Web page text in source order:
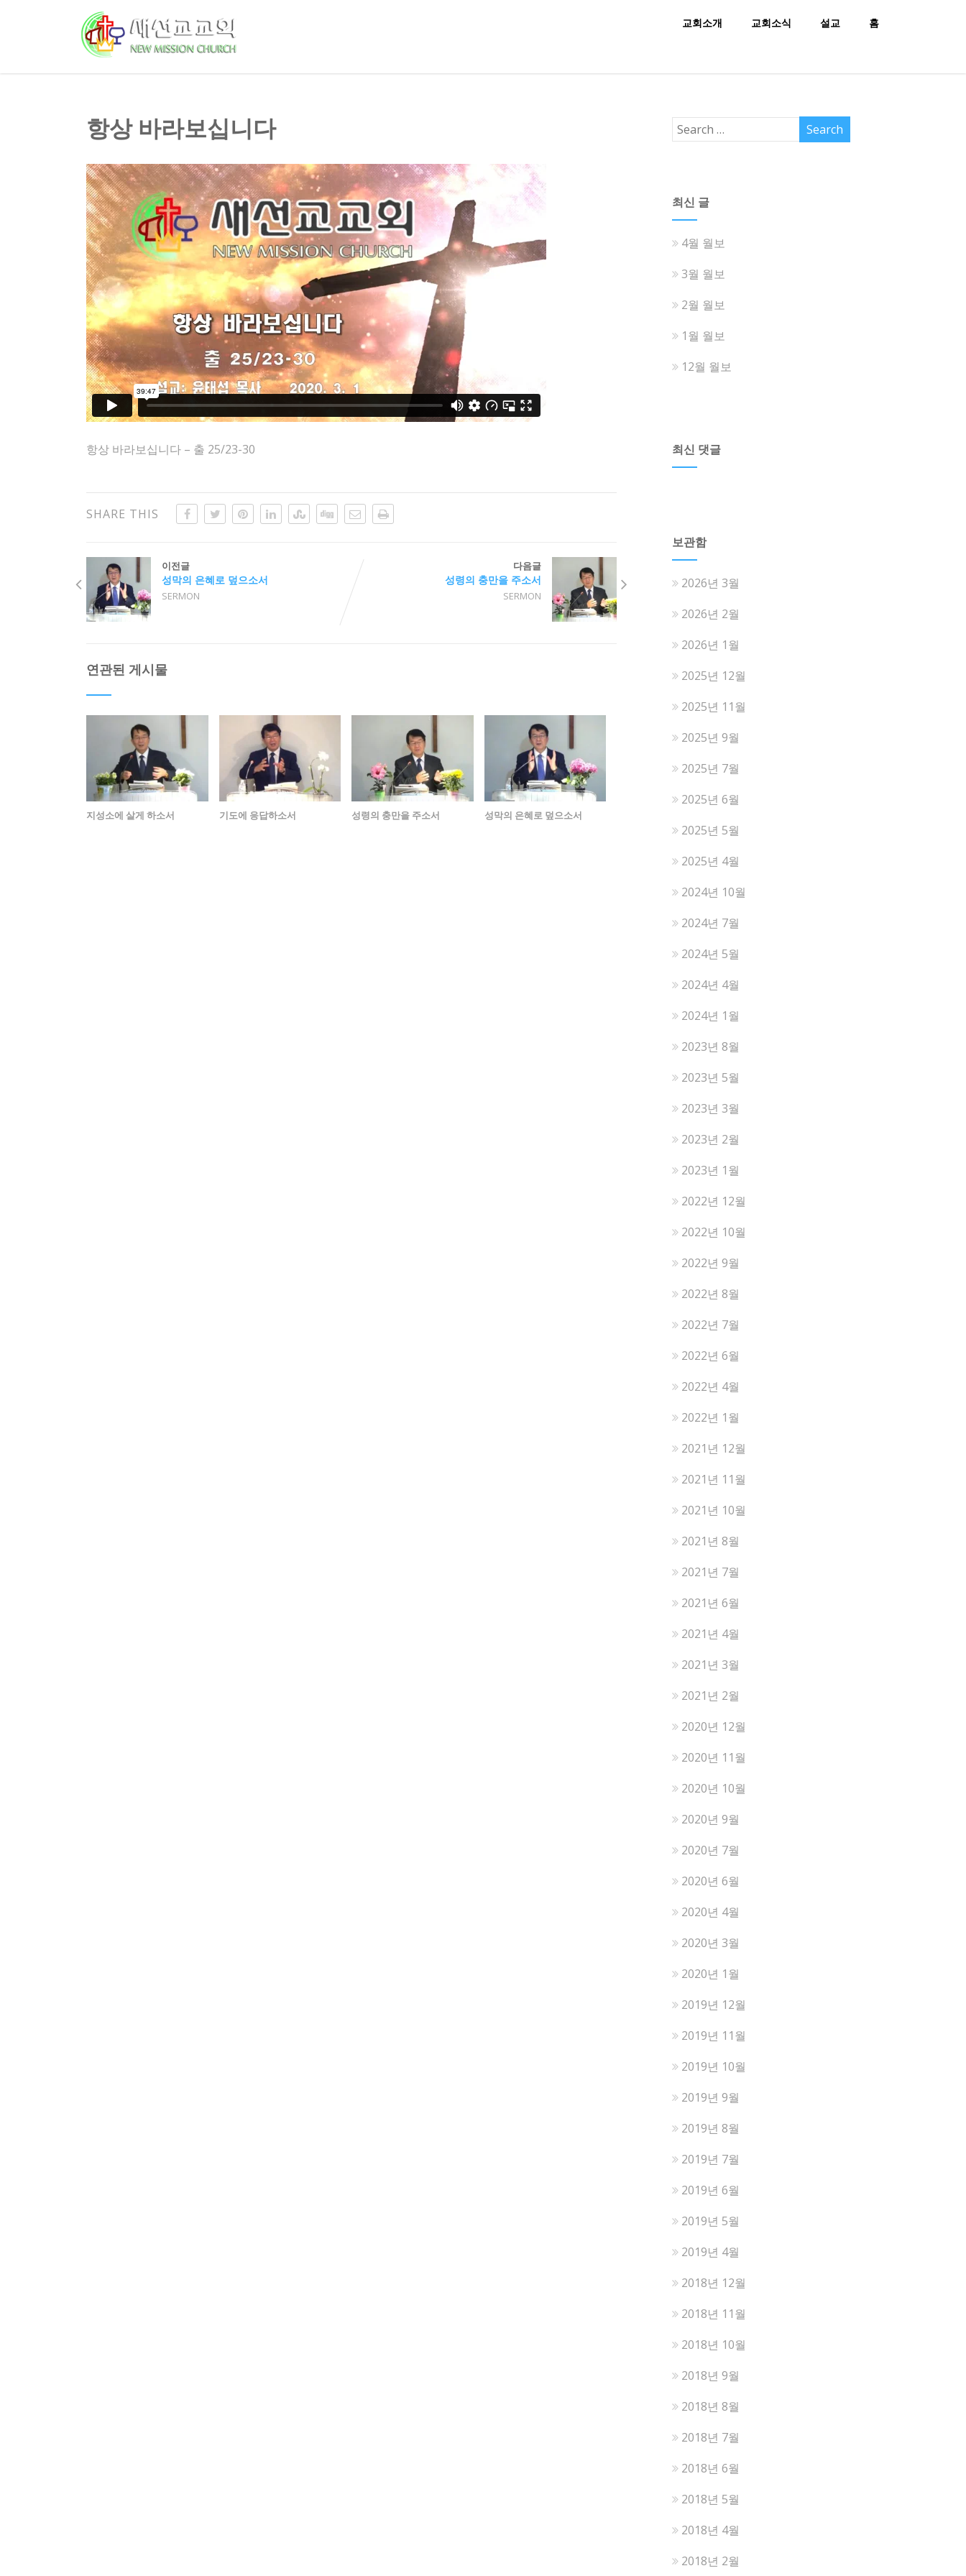
교회소개 교회소식 설교 홈
항상 바라보십니다
항상 바라보십니다 – 출 25/23-30
SHARE THIS
이전글
성막의 은혜로 덮으소서
SERMON
다음글
성령의 충만을 주소서
SERMON
연관된 게시물
지성소에 살게 하소서 기도에 응답하소서 성령의 충만을 주소서 성막의 은혜로 덮으소서
최신 글
4월 월보
3월 월보
2월 월보
1월 월보
12월 월보
최신 댓글
보관함
2026년 3월
2026년 2월
2026년 1월
2025년 12월
2025년 11월
2025년 9월
2025년 7월
2025년 6월
2025년 5월
2025년 4월
2024년 10월
2024년 7월
2024년 5월
2024년 4월
2024년 1월
2023년 8월
2023년 5월
2023년 3월
2023년 2월
2023년 1월
2022년 12월
2022년 10월
2022년 9월
2022년 8월
2022년 7월
2022년 6월
2022년 4월
2022년 1월
2021년 12월
2021년 11월
2021년 10월
2021년 8월
2021년 7월
2021년 6월
2021년 4월
2021년 3월
2021년 2월
2020년 12월
2020년 11월
2020년 10월
2020년 9월
2020년 7월
2020년 6월
2020년 4월
2020년 3월
2020년 1월
2019년 12월
2019년 11월
2019년 10월
2019년 9월
2019년 8월
2019년 7월
2019년 6월
2019년 5월
2019년 4월
2018년 12월
2018년 11월
2018년 10월
2018년 9월
2018년 8월
2018년 7월
2018년 6월
2018년 5월
2018년 4월
2018년 2월